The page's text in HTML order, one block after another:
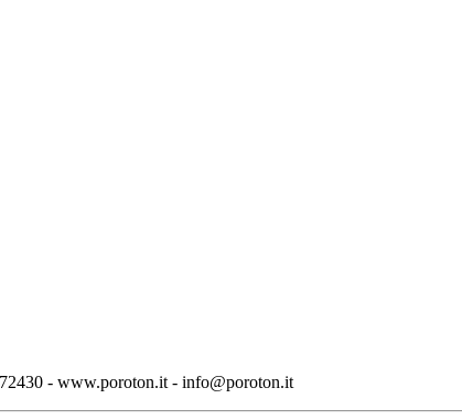
- www.poroton.it - info@poroton.it